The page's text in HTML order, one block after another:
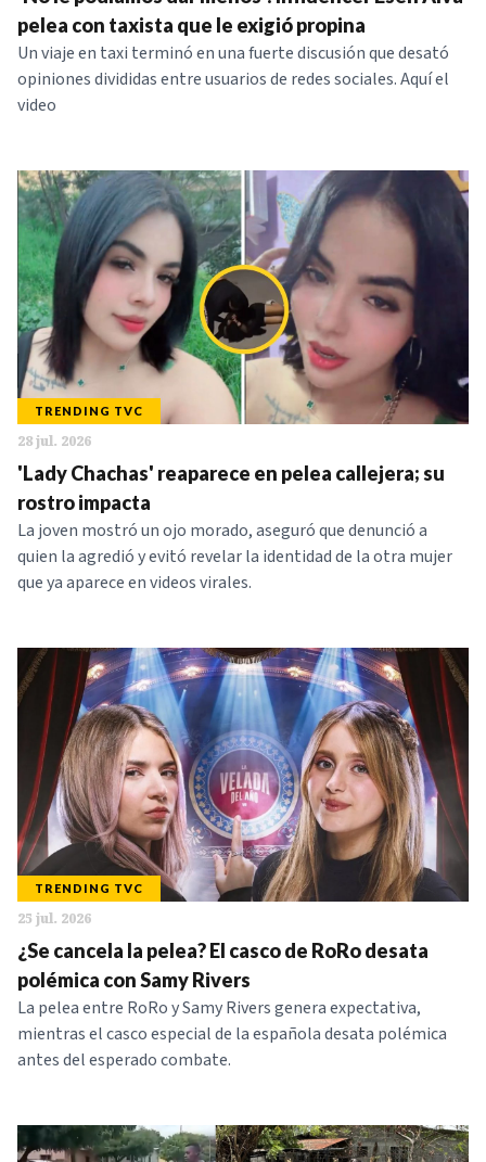
NOTICIAS
SERIES
pelea con taxista que le exigió propina
Un viaje en taxi terminó en una fuerte discusión que desató
opiniones divididas entre usuarios de redes sociales. Aquí el
video
TRENDING TVC
28 jul. 2026
'Lady Chachas' reaparece en pelea callejera; su
rostro impacta
La joven mostró un ojo morado, aseguró que denunció a
quien la agredió y evitó revelar la identidad de la otra mujer
que ya aparece en videos virales.
TRENDING TVC
25 jul. 2026
¿Se cancela la pelea? El casco de RoRo desata
polémica con Samy Rivers
La pelea entre RoRo y Samy Rivers genera expectativa,
mientras el casco especial de la española desata polémica
antes del esperado combate.